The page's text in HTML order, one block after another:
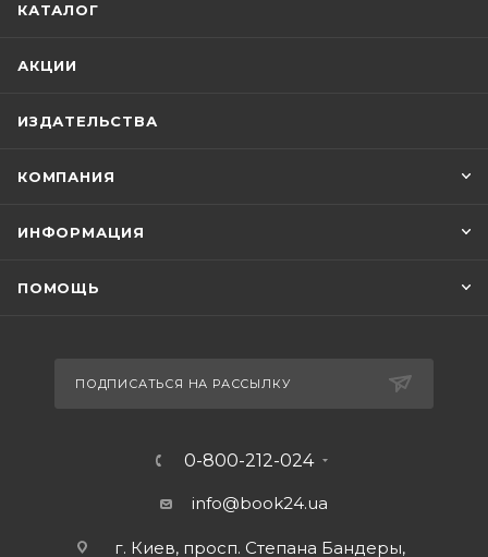
КАТАЛОГ
АКЦИИ
ИЗДАТЕЛЬСТВА
КОМПАНИЯ
ИНФОРМАЦИЯ
ПОМОЩЬ
ПОДПИСАТЬСЯ НА РАССЫЛКУ
0-800-212-024
info@book24.ua
г. Киев, просп. Степана Бандеры,